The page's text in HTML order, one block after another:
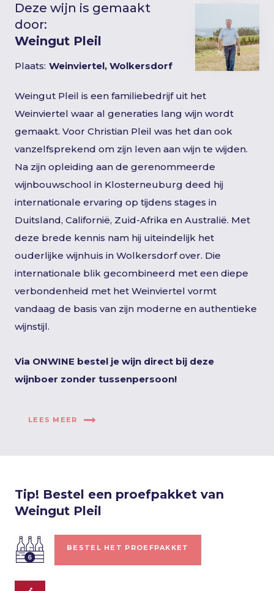
Deze wijn is gemaakt
door:
Weingut Pleil
Plaats: Weinviertel, Wolkersdorf
Weingut Pleil is een familiebedrijf uit het
Weinviertel waar al generaties lang wijn wordt
gemaakt. Voor Christian Pleil was het dan ook
vanzelfsprekend om zijn leven aan wijn te wijden.
Na zijn opleiding aan de gerenommeerde
wijnbouwschool in Klosterneuburg deed hij
internationale ervaring op tijdens stages in
Duitsland, Californië, Zuid-Afrika en Australië. Met
deze brede kennis nam hij uiteindelijk het
ouderlijke wijnhuis in Wolkersdorf over. Die
internationale blik gecombineerd met een diepe
verbondenheid met het Weinviertel vormt
vandaag de basis van zijn moderne en authentieke
wijnstijl.
Via ONWINE bestel je wijn direct bij deze
wijnboer zonder tussenpersoon!
LEES MEER
Tip! Bestel een proefpakket van
Weingut Pleil
BESTEL HET PROEFPAKKET